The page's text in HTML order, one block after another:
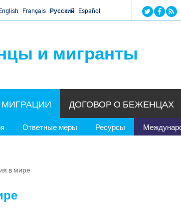
Jump to
Français Русский Español
и мигранты
Ответные меры Ресурсы
ДОГОВОР О БЕЖЕНЦАХ
в мире